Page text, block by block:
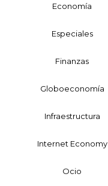
Economía
Especiales
Finanzas
Globoeconomía
Infraestructura
Internet Economy
Ocio